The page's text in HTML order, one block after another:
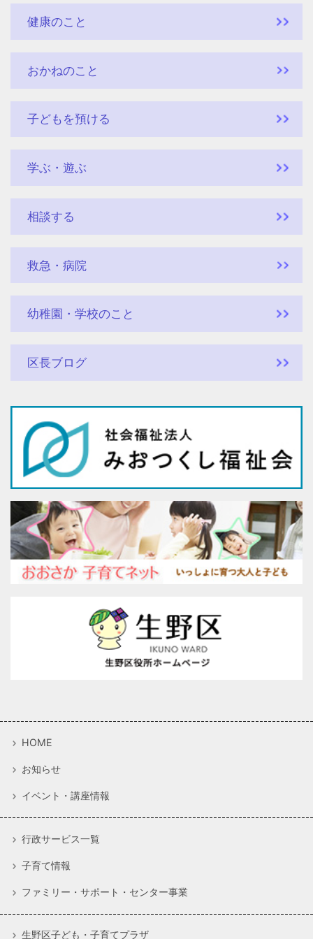
健康のこと
おかねのこと
子どもを預ける
学ぶ・遊ぶ
相談する
救急・病院
幼稚園・学校のこと
区長ブログ
HOME
お知らせ
イベント・講座情報
行政サービス一覧
子育て情報
ファミリー・サポート・センター事業
生野区子ども・子育てプラザ